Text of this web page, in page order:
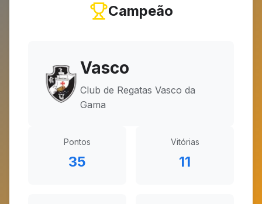
Campeão
Vasco
Club de Regatas Vasco da
Gama
Pontos
35
Vitórias
11